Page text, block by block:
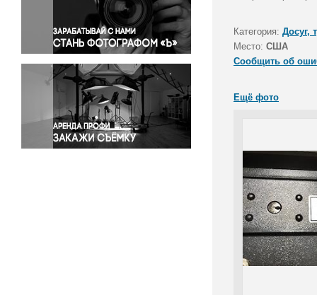
Правосудие
Происшествия и конфликты
Религия
Светская жизнь
Спорт
Экология
Экономика и бизнес
Категория: Досуг,
Место: США
Сообщить об
Ещё фото